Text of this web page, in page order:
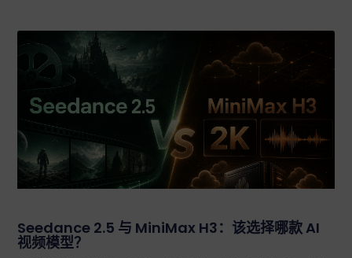
Seedance 2.5 与 MiniMax H3：该选择哪款 AI
视频模型？